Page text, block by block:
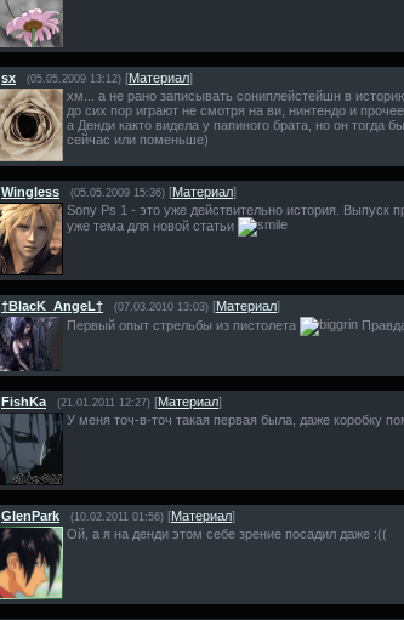
sx (05.05.2009 13:12) [Материал]
хм... а не рано записывать сониплейстейшн в
до сих пор играют не смотря на ви, нинтендо и прочее
а Денди както видела у папиного брата, но он тогда
сейчас или поменьше)
Wingless (05.05.2009 15:36) [Материал]
Sony Ps 1 - это уже действительно история. Выпуск
уже тема для новой статьи
†BlacK_AngeL† (07.03.2010 13:03) [Материал]
Первый опыт стрельбы из пистолета
FishKa (21.01.2011 12:27) [Материал]
У меня точ-в-точ такая первая была, даже коробку
GlenPark (10.02.2011 01:56) [Материал]
Ой, а я на денди этом себе зрение посадил даже :((